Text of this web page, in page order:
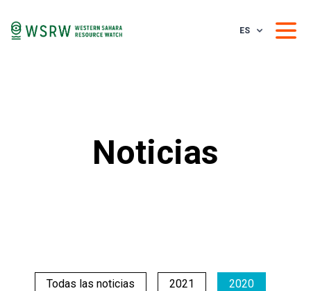
ES
Noticias
Todas las noticias 2021 2020